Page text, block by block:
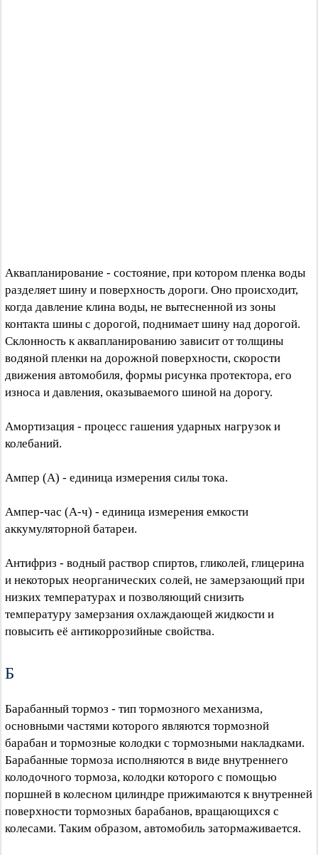
Аквапланирование - состояние, при котором пленка воды
разделяет шину и поверхность дороги. Оно происходит,
когда давление клина воды, не вытесненной из зоны
контакта шины с дорогой, поднимает шину над дорогой.
Склонность к аквапланированию зависит от толщины
водяной пленки на дорожной поверхности, скорости
движения автомобиля, формы рисунка протектора, его
износа и давления, оказываемого шиной на дорогу.
Амортизация - процесс гашения ударных нагрузок и
колебаний.
Ампер (А) - единица измерения силы тока.
Ампер-час (А-ч) - единица измерения емкости
аккумуляторной батареи.
Антифриз - водный раствор спиртов, гликолей, глицерина
и некоторых неорганических солей, не замерзающий при
низких температурах и позволяющий снизить
температуру замерзания охлаждающей жидкости и
повысить её антикоррозийные свойства.
Б
Барабанный тормоз - тип тормозного механизма,
основными частями которого являются тормозной
барабан и тормозные колодки с тормозными накладками.
Барабанные тормоза исполняются в виде внутреннего
колодочного тормоза, колодки которого с помощью
поршней в колесном цилиндре прижимаются к внутренней
поверхности тормозных барабанов, вращающихся с
колесами. Таким образом, автомобиль затормаживается.